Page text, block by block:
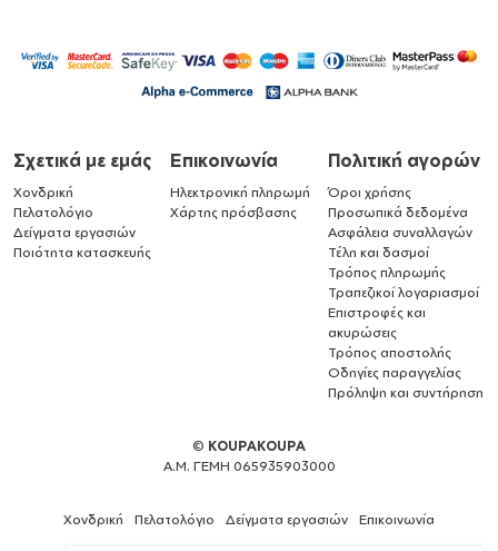
Σχετικά με εμάς
Χονδρική
Πελατολόγιο
Δείγματα εργασιών
Ποιότητα κατασκευής
Επικοινωνία
Ηλεκτρονική πληρωμή
Χάρτης πρόσβασης
Πολιτική αγορών
Όροι χρήσης
Προσωπικά δεδομένα
Ασφάλεια συναλλαγών
Τέλη και δασμοί
Τρόπος πληρωμής
Τραπεζικοί λογαριασμοί
Επιστροφές και
ακυρώσεις
Τρόπος αποστολής
Οδηγίες παραγγελίας
Πρόληψη και συντήρηση
© KOUPAKOUPA
Α.Μ. ΓΕΜΗ 065935903000
Χονδρική Πελατολόγιο Δείγματα εργασιών Επικοινωνία